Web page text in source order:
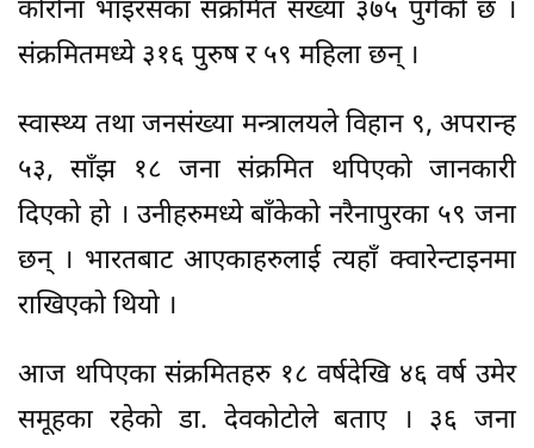
कोरोना भाइरसका संक्रमित संख्या ३७५ पुगेको छ ।
संक्रमितमध्ये ३१६ पुरुष र ५९ महिला छन् ।
स्वास्थ्य तथा जनसंख्या मन्त्रालयले विहान ९, अपरान्ह
५३, साँझ १८ जना संक्रमित थपिएको जानकारी
दिएको हो । उनीहरुमध्ये बाँकेको नरैनापुरका ५९ जना
छन् । भारतबाट आएकाहरुलाई त्यहाँ क्वारेन्टाइनमा
राखिएको थियो ।
आज थपिएका संक्रमितहरु १८ वर्षदेखि ४६ वर्ष उमेर
समूहका रहेको डा. देवकोटोले बताए । ३६ जना